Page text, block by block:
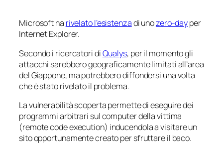
Microsoft ha rivelato l’esistenzadi unozero-dayper
Internet Explorer.
Secondo i ricercatori diQualys, per il momento gli
attacchi sarebbero geograficamente limitati all’area
del Giappone, ma potrebbero diffondersi una volta
che è stato rivelato il problema.
La vulnerabilità scoperta permette di eseguire dei
programmi arbitrari sul computer della vittima
(remote code execution) inducendola a visitare un
sito opportunamente creato per sfruttare il baco.